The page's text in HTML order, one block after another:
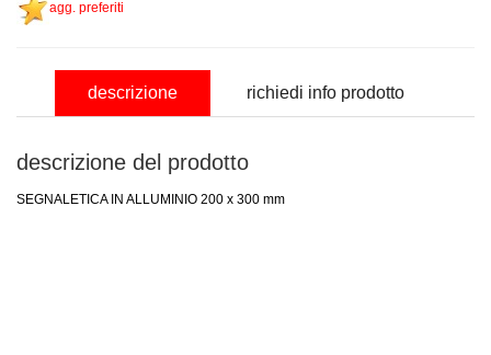
agg. preferiti
descrizione richiedi info prodotto
descrizione del prodotto
SEGNALETICA IN ALLUMINIO 200 x 300 mm